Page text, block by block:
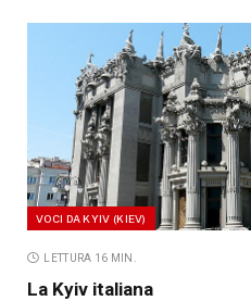
VOCI DA KYIV (KIEV)
LETTURA 16 MIN.
La Kyiv italiana